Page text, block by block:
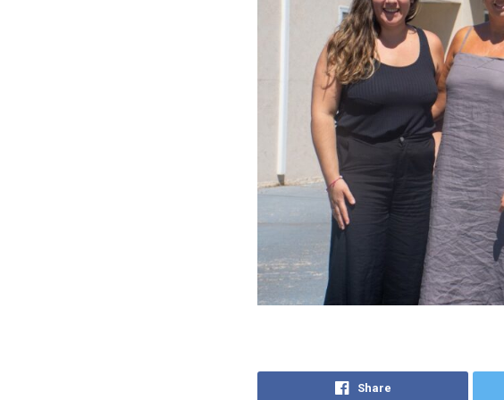
Share